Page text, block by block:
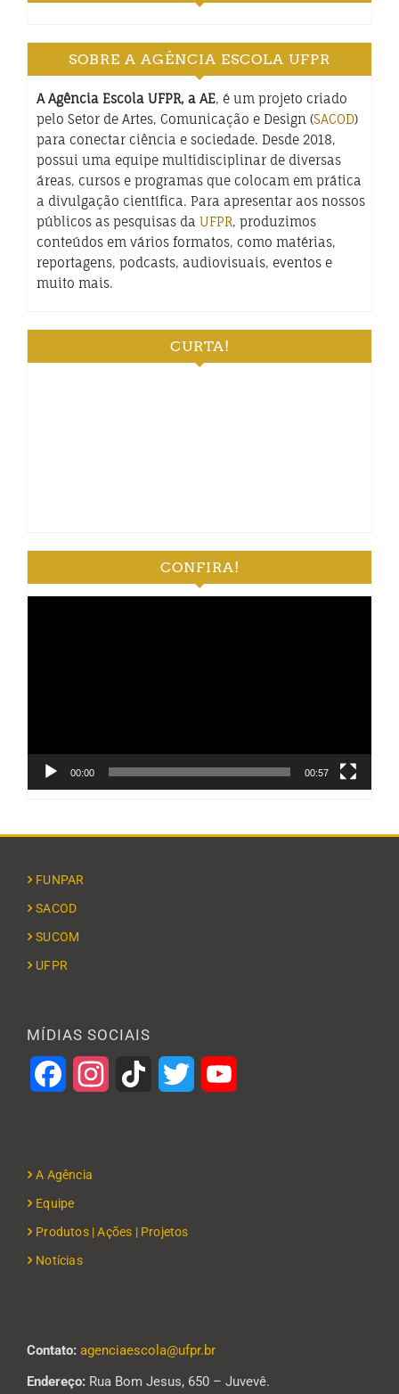
SOBRE A AGÊNCIA ESCOLA UFPR
A Agência Escola UFPR, a AE, é um projeto criado
pelo Setor de Artes, Comunicação e Design (SACOD)
para conectar ciência e sociedade. Desde 2018,
possui uma equipe multidisciplinar de diversas
áreas, cursos e programas que colocam em prática
a divulgação científica. Para apresentar aos nossos
públicos as pesquisas da UFPR, produzimos
conteúdos em vários formatos, como matérias,
reportagens, podcasts, audiovisuais, eventos e
muito mais.
CURTA!
CONFIRA!
00:00 00:57
FUNPAR
SACOD
SUCOM
UFPR
MÍDIAS SOCIAIS
FacebookInstagramTikTok Twitter
A Agência
Equipe
Produtos | Ações | Projetos
Notícias
Contato: agenciaescola@ufpr.br
Endereço: Rua Bom Jesus, 650 – Juvevê.